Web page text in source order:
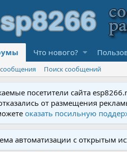
Что нового?
Поиск сообщений
посетители сайта
от размещения
оказать посильную
автоматизации с открытым